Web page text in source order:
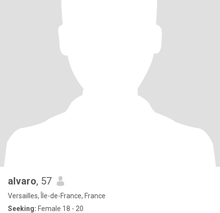
alvaro, 57
Versailles, Île-de-France, France
Seeking: Female 18 - 20